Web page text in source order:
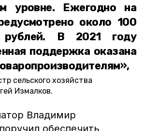
уровне. Ежегодно на
около 100
рублей. В 2021 году
поддержка оказана
сельского хозяйства
Измалков.
Владимир
обеспечить